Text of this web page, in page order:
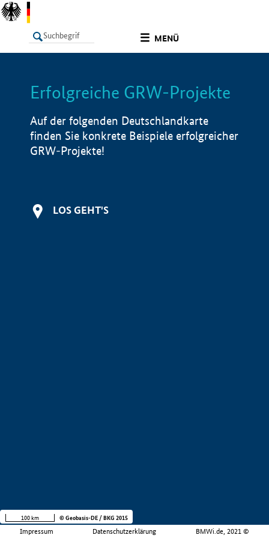
MENÜ
LISTE Info
Erfolgreiche GRW-Projekte
Auf der folgenden Deutschlandkarte
finden Sie konkrete Beispiele erfolgreicher
GRW-Projekte!
LOS GEHT'S
Impressum Datenschutzerklärung BMWi.de, 2021 ©
100 km © Geobasis-DE / BKG 2015